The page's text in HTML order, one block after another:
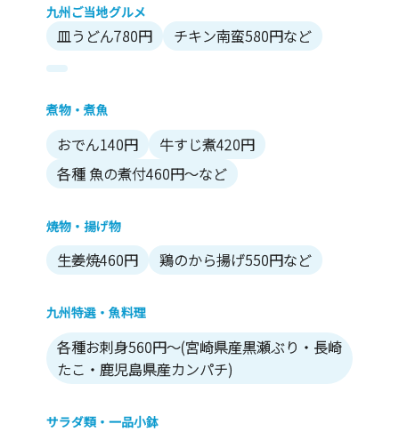
九州ご当地グルメ
皿うどん780円 チキン南蛮580円など
煮物・煮魚
おでん140円
牛すじ煮420円
各種 魚の煮付460円～など
焼物・揚げ物
生姜焼460円 鶏のから揚げ550円など
九州特選・魚料理
各種お刺身560円～(宮崎県産黒瀬ぶり・長崎
たこ・鹿児島県産カンパチ)
サラダ類・一品小鉢